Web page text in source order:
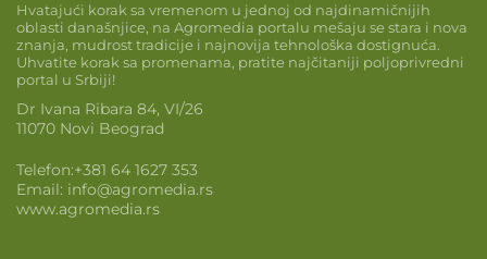
Hvatajući korak sa vremenom u jednoj od najdinamičnijih
oblasti današnjice, na Agromedia portalu mešaju se stara i nova
znanja, mudrost tradicije i najnovija tehnološka dostignuća.
Uhvatite korak sa promenama, pratite najčitaniji poljoprivredni
portal u Srbiji!
Dr Ivana Ribara 84, VI/26
11070 Novi Beograd
Telefon:+381 64 1627 353
Email: info@agromedia.rs
www.agromedia.rs